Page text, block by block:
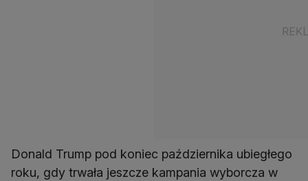
Donald Trump pod koniec października ubiegłego
roku, gdy trwała jeszcze kampania wyborcza w